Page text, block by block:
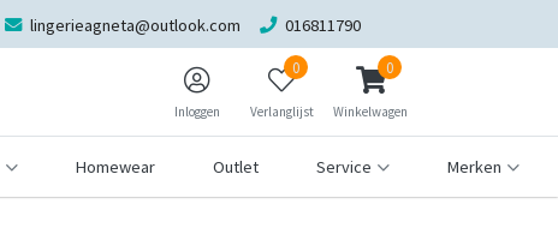
lingerieagneta@outlook.com 016811790
Inloggen
0
Verlanglijst
0
Winkelwagen
Homewear Outlet Service Merken